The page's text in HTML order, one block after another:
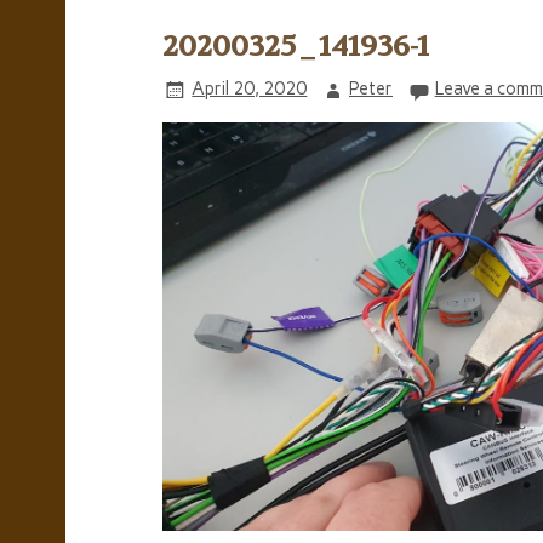
20200325_141936-1
April 20, 2020 Peter Leave a